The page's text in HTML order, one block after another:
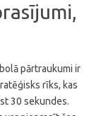
pārtraukumi ir
rīks, kas
30 sekundes.